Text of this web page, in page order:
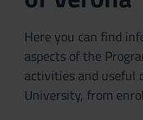
Here you can find
aspects of the
activities and useful
University, from